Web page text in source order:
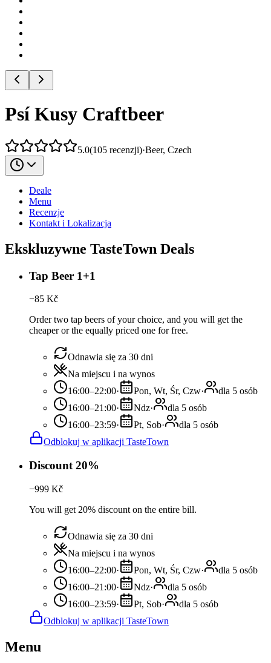
Psí Kusy Craftbeer
5.0(105 recenzji)·Beer, Czech
Deale
Menu
Recenzje
Kontakt i Lokalizacja
Ekskluzywne TasteTown Deals
Tap Beer 1+1
−85 Kč
Order two tap beers of your choice, and you will get the
cheaper or the equally priced one for free.
Odnawia się za 30 dni
Na miejscu i na wynos
16:00–22:00· Pon, Wt, Śr, Czw·
dla 5 osób
16:00–21:00· Ndz·
dla 5 osób
16:00–23:59· Pt, Sob·
dla 5 osób
Odblokuj w aplikacji TasteTown
Discount 20%
−999 Kč
You will get 20% discount on the entire bill.
Odnawia się za 30 dni
Na miejscu i na wynos
16:00–22:00· Pon, Wt, Śr, Czw·
dla 5 osób
16:00–21:00· Ndz·
dla 5 osób
16:00–23:59· Pt, Sob·
dla 5 osób
Odblokuj w aplikacji TasteTown
Menu